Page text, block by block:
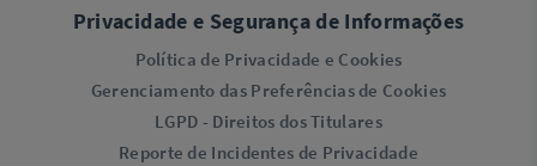
Privacidade e Segurança de Informações
Política de Privacidade e Cookies
Gerenciamento das Preferências de Cookies
LGPD - Direitos dos Titulares
Reporte de Incidentes de Privacidade